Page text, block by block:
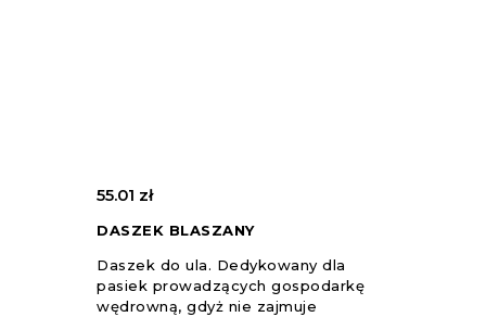
55.01 zł
DASZEK BLASZANY
Daszek do ula. Dedykowany dla
pasiek prowadzących gospodarkę
wędrowną, gdyż nie zajmuje